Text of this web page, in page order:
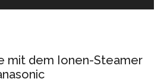
mit dem Ionen-Steamer